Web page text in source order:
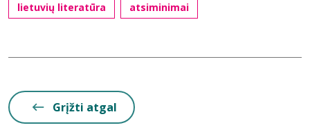
lietuvių literatūra atsiminimai
Grįžti atgal